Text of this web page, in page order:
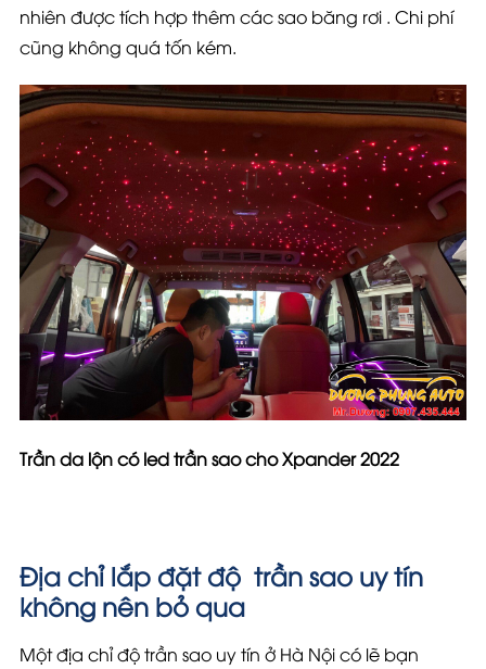
nhiên được tích hợp thêm các sao băng rơi . Chi phí
cũng không quá tốn kém.
Trần da lộn có led trần sao cho Xpander 2022
Địa chỉ lắp đặt độ trần sao uy tín
không nên bỏ qua
Một địa chỉ độ trần sao uy tín ở Hà Nội có lẽ bạn